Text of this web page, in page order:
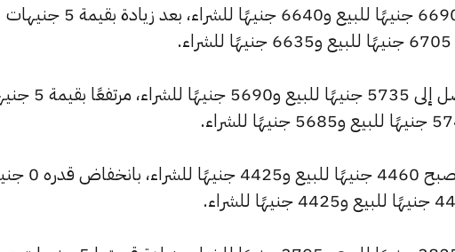
وارتفع سعر عيار 21 ليصل إلى 6690 جنيهًا للبيع و6640 جنيهًا للشراء، بعد زيادة بقيمة 5 جنيهات
وسجل سعر عيار 18 ارتفاعًا ليصل إلى 5735
وشهد سعر عيار 14 انخفاضًا ليصبح